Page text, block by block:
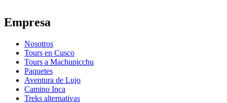
Empresa
Nosotros
Tours en Cusco
Tours a Machupicchu
Paquetes
Aventura de Lujo
Camino Inca
Treks alternativas